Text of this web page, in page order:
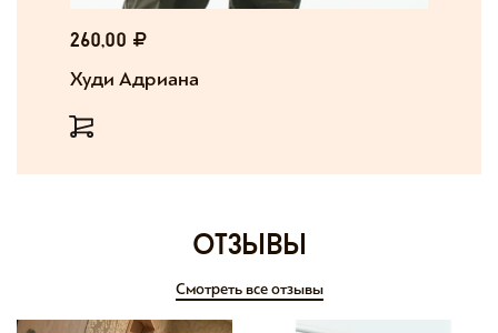
260,00
Худи Адриана
отзывы
Смотреть все отзывы